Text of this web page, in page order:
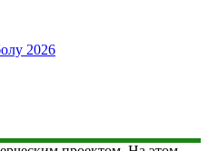
2026